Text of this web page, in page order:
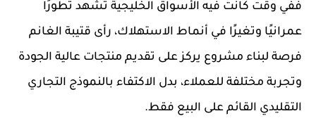
ففي وقت كانت فيه الأسواق الخليجية تشهد تطورًا
عمرانيًا وتغيرًا في أنماط الاستهلاك، رأى قتيبة الغانم
فرصة لبناء مشروع يركز على تقديم منتجات عالية الجودة
وتجربة مختلفة للعملاء، بدل الاكتفاء بالنموذج التجاري
التقليدي القائم على البيع فقط.